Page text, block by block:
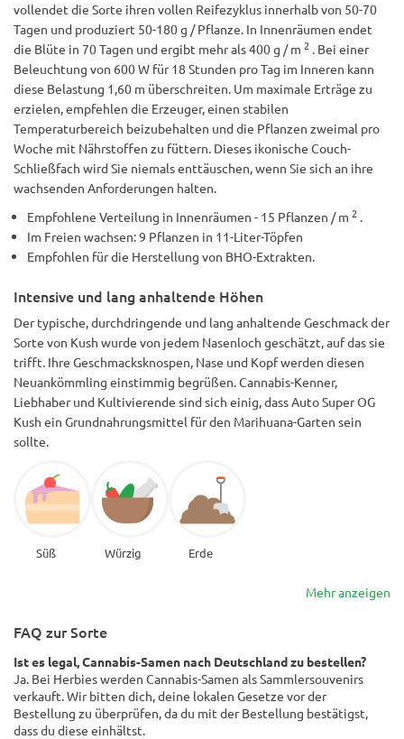
vollendet die Sorte ihren vollen Reifezyklus innerhalb von 50-70
Tagen und produziert 50-180 g / Pflanze. In Innenräumen endet
die Blüte in 70 Tagen und ergibt mehr als 400 g / m 2 . Bei einer
Beleuchtung von 600 W für 18 Stunden pro Tag im Inneren kann
diese Belastung 1,60 m überschreiten. Um maximale Erträge zu
erzielen, empfehlen die Erzeuger, einen stabilen
Temperaturbereich beizubehalten und die Pflanzen zweimal pro
Woche mit Nährstoffen zu füttern. Dieses ikonische Couch-
Schließfach wird Sie niemals enttäuschen, wenn Sie sich an ihre
wachsenden Anforderungen halten.
Empfohlene Verteilung in Innenräumen - 15 Pflanzen / m 2 .
Im Freien wachsen: 9 Pflanzen in 11-Liter-Töpfen
Empfohlen für die Herstellung von BHO-Extrakten.
Intensive und lang anhaltende Höhen
Der typische, durchdringende und lang anhaltende Geschmack der
Sorte von Kush wurde von jedem Nasenloch geschätzt, auf das sie
trifft. Ihre Geschmacksknospen, Nase und Kopf werden diesen
Neuankömmling einstimmig begrüßen. Cannabis-Kenner,
Liebhaber und Kultivierende sind sich einig, dass Auto Super OG
Kush ein Grundnahrungsmittel für den Marihuana-Garten sein
sollte.
Süß Würzig Erde
Mehr anzeigen
FAQ zur Sorte
Ist es legal, Cannabis-Samen nach Deutschland zu bestellen?
Ja. Bei Herbies werden Cannabis-Samen als Sammlersouvenirs
verkauft. Wir bitten dich, deine lokalen Gesetze vor der
Bestellung zu überprüfen, da du mit der Bestellung bestätigst,
dass du diese einhältst.